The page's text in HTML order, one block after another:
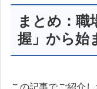
まとめ：職
握」から始
この記事でご紹介